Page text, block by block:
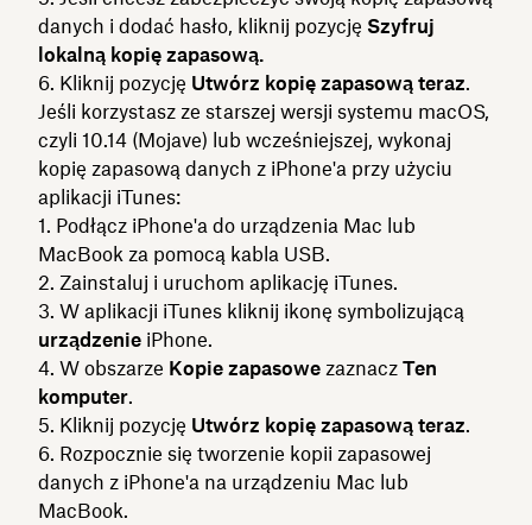
danych i dodać hasło, kliknij pozycję Szyfruj
lokalną kopię zapasową.
Kliknij pozycję Utwórz kopię zapasową teraz.
Jeśli korzystasz ze starszej wersji systemu macOS,
czyli 10.14 (Mojave) lub wcześniejszej, wykonaj
kopię zapasową danych z iPhone'a przy użyciu
aplikacji iTunes:
Podłącz iPhone'a do urządzenia Mac lub
MacBook za pomocą kabla USB.
Zainstaluj i uruchom aplikację iTunes.
W aplikacji iTunes kliknij ikonę symbolizującą
urządzenie iPhone.
W obszarze Kopie zapasowe zaznacz Ten
komputer.
Kliknij pozycję Utwórz kopię zapasową teraz.
Rozpocznie się tworzenie kopii zapasowej
danych z iPhone'a na urządzeniu Mac lub
MacBook.